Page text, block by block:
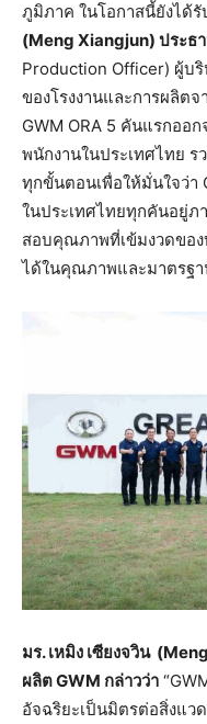
ภูมิภาค ในโอกาสนี้ยังได้รั
(Meng Xiangjun) ประธ
Production Officer) ผู้บ
ของโรงงานและการผลิต
GWM ORA 5 คันแรกออ
พนักงานในประเทศไทย
ทุกขั้นตอนเพื่อให้มั่นใจว่า
ในประเทศไทยทุกคันอยู่ภ
สอบคุณภาพที่เข้มงวดขอ
ได้ในคุณภาพและมาตรฐ
มร. เหมิง เซียงจวิน (
ผลิตGWM กล่าวว่า
อัจฉริยะเป็นมิตรต่อสิ่งแว